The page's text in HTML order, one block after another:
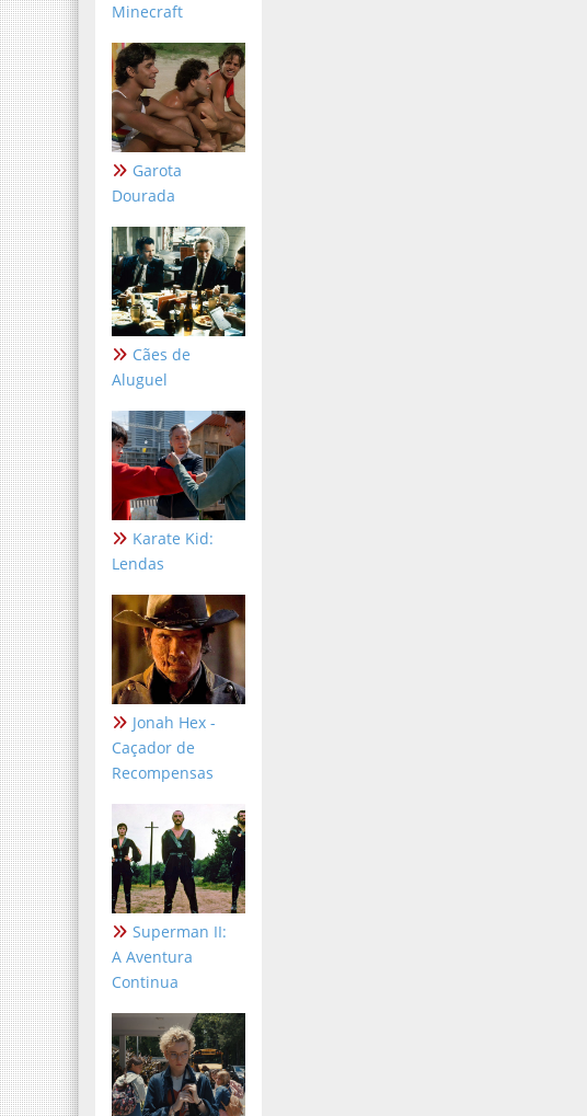
Minecraft
Garota
Dourada
Cães de
Aluguel
Karate Kid:
Lendas
Jonah Hex -
Caçador de
Recompensas
Superman II:
A Aventura
Continua